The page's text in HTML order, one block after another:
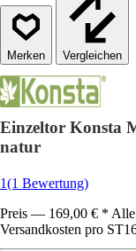
Vergleichen
Einzeltor Konsta
natur
1(1 Bewertung)
Preis — 169,00 € *
Versandkosten pro ST